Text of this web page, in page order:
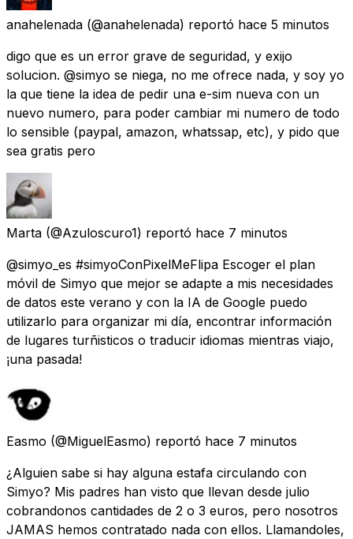
anahelenada (@anahelenada) reportó hace 5 minutos
digo que es un error grave de seguridad, y exijo
solucion. @simyo se niega, no me ofrece nada, y soy yo
la que tiene la idea de pedir una e-sim nueva con un
nuevo numero, para poder cambiar mi numero de todo
lo sensible (paypal, amazon, whatssap, etc), y pido que
sea gratis pero
Marta (@Azuloscuro1) reportó hace 7 minutos
@simyo_es #simyoConPixelMeFlipa Escoger el plan
móvil de Simyo que mejor se adapte a mis necesidades
de datos este verano y con la IA de Google puedo
utilizarlo para organizar mi día, encontrar información
de lugares turñisticos o traducir idiomas mientras viajo,
¡una pasada!
Easmo (@MiguelEasmo) reportó hace 7 minutos
¿Alguien sabe si hay alguna estafa circulando con
Simyo? Mis padres han visto que llevan desde julio
cobrandonos cantidades de 2 o 3 euros, pero nosotros
JAMAS hemos contratado nada con ellos. Llamandoles,